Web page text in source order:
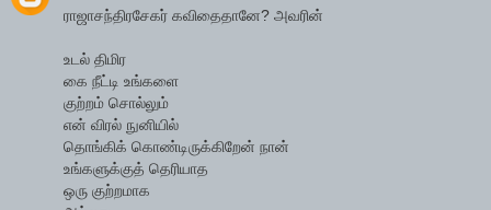
ராஜாசந்திரசேகர் கவிதைதானே? அவரின்
உடல் திமிர
கை நீட்டி உங்களை
குற்றம் சொல்லும்
என் விரல் நுனியில்
தொங்கிக் கொண்டிருக்கிறேன் நான்
உங்களுக்குத் தெரியாத
ஒரு குற்றமாக